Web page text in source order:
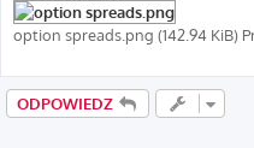
option spreads.png (142.94 KiB)
ODPOWIEDZ